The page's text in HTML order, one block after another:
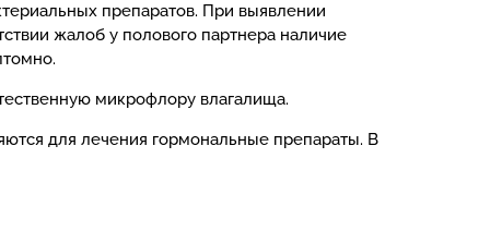
препаратов. При выявлении
жалоб у полового партнера наличие
микрофлору влагалища.
для лечения гормональные препараты. В